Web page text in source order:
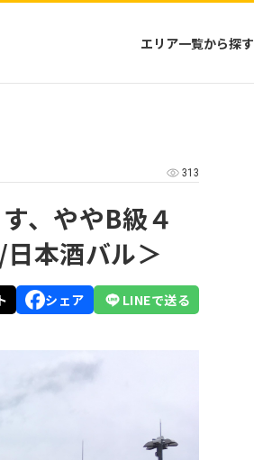
エリア一覧から探す
アジア
北米
中南米
中近東
ハワイ
ミクロネシア
オセアニア
南太平洋
313
、ややB級４
本酒バル＞
シェア LINEで送る